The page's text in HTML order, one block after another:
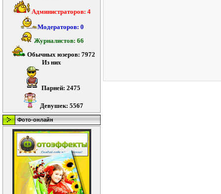
Администраторов: 4
Модераторов: 0
Журналистов: 66
Обычных юзеров: 7972
Из них
Парней: 2475
Девушек: 5567
Фото-онлайн